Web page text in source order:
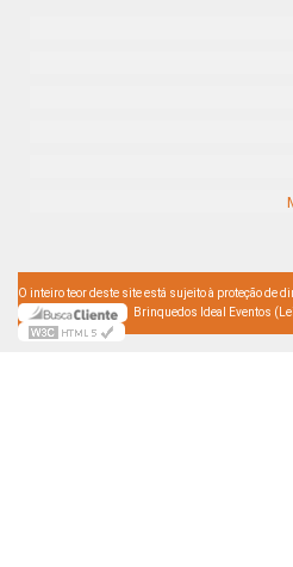
O inteiro teor deste site está sujeito à proteção de
Brinquedos Ideal Eventos